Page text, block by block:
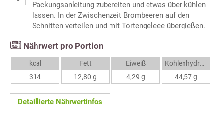
Packungsanleitung zubereiten und etwas über kühlen
lassen. In der Zwischenzeit Brombeeren auf den
Schnitten verteilen und mit Tortengeleee übergießen.
Nährwert pro Portion
kcal
314
Fett
12,80 g
Eiweiß
4,29 g
Kohlenhydrate
44,57 g
Detaillierte Nährwertinfos